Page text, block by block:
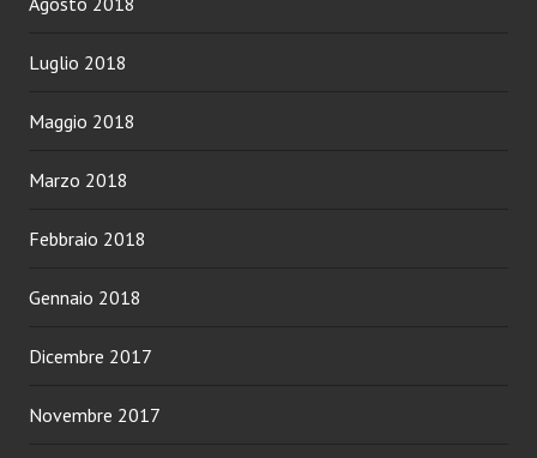
Luglio 2018
Maggio 2018
Marzo 2018
Febbraio 2018
Gennaio 2018
Dicembre 2017
Novembre 2017